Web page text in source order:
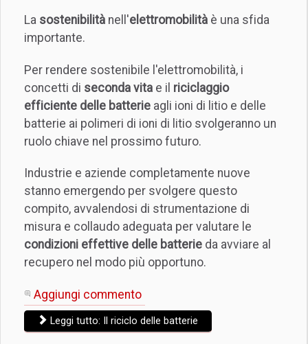
La sostenibilità nell'elettromobilità è una sfida
importante.
Per rendere sostenibile l'elettromobilità, i
concetti di seconda vita e il riciclaggio
efficiente delle batterie agli ioni di litio e delle
batterie ai polimeri di ioni di litio svolgeranno un
ruolo chiave nel prossimo futuro.
Industrie e aziende completamente nuove
stanno emergendo per svolgere questo
compito, avvalendosi di strumentazione di
misura e collaudo adeguata per valutare le
condizioni effettive delle batterie da avviare al
recupero nel modo più opportuno.
Aggiungi commento
Leggi tutto: Il riciclo delle batterie